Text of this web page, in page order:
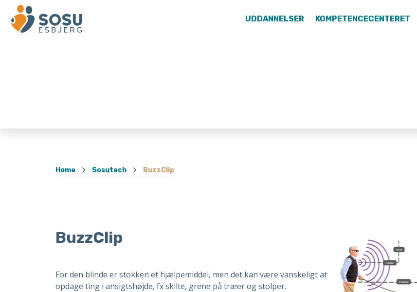
UDDANNELSER KOMPETENCECENTERET
Home Sosutech BuzzClip
BuzzClip
For den blinde er stokken et hjælpemiddel, men det kan være vanskeligt at
opdage ting i ansigtshøjde, fx skilte, grene på træer og stolper.